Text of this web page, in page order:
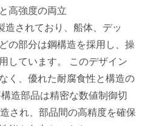
高強度の両立
造されており、船体、デッ
の部分は鋼構造を採用し、操
しています。 このデザイン
く、優れた耐腐食性と構造の
造部品は精密な数値制御切
され、部品間の高精度を確保